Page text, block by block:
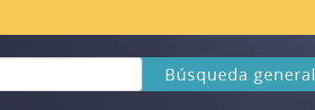
Búsqueda general